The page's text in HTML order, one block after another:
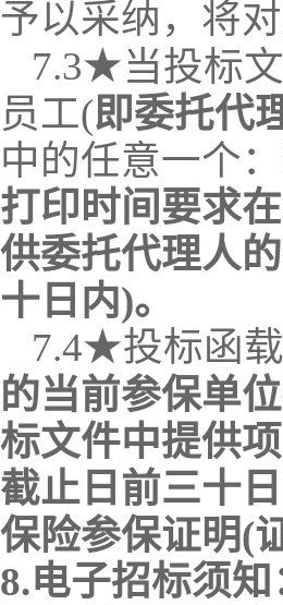
予以采纳，将
7.3★当投标
员工(即委托代
中的任意一个：
打印时间要求
供委托代理人
十日 内)。
7.4★投标函
的当前参保单
标文件中提供
截止日前三十日
保险参保证明(
8.电子招标须知